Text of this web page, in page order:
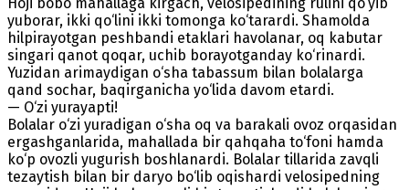
yuborar, ikki qo‘lini ikki tomonga ko‘tarardi. Shamolda
hilpirayotgan peshbandi etaklari havolanar, oq kabutar
singari qanot qoqar, uchib borayotganday ko‘rinardi.
Yuzidan arimaydigan o‘sha tabassum bilan bolalarga
qand sochar, baqirganicha yo‘lida davom etardi.
— O‘zi yurayapti!
Bolalar o‘zi yuradigan o‘sha oq va barakali ovoz orqasidan
ergashganlarida, mahallada bir qahqaha to‘foni hamda
ko‘p ovozli yugurish boshlanardi. Bolalar tillarida zavqli
tezaytish bilan bir daryo bo‘lib oqishardi velosipedning